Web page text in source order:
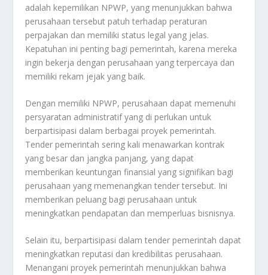
adalah kepemilikan NPWP, yang menunjukkan bahwa
perusahaan tersebut patuh terhadap peraturan
perpajakan dan memiliki status legal yang jelas.
Kepatuhan ini penting bagi pemerintah, karena mereka
ingin bekerja dengan perusahaan yang terpercaya dan
memiliki rekam jejak yang baik.
Dengan memiliki NPWP, perusahaan dapat memenuhi
persyaratan administratif yang di perlukan untuk
berpartisipasi dalam berbagai proyek pemerintah.
Tender pemerintah sering kali menawarkan kontrak
yang besar dan jangka panjang, yang dapat
memberikan keuntungan finansial yang signifikan bagi
perusahaan yang memenangkan tender tersebut. Ini
memberikan peluang bagi perusahaan untuk
meningkatkan pendapatan dan memperluas bisnisnya.
Selain itu, berpartisipasi dalam tender pemerintah dapat
meningkatkan reputasi dan kredibilitas perusahaan.
Menangani proyek pemerintah menunjukkan bahwa